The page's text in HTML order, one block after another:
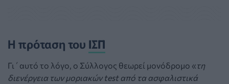
Η πρόταση του ΙΣΠ
Γι΄αυτό το λόγο, ο Σύλλογος θεωρεί μονόδρομο «τη
διενέργεια των μοριακών test από τα ασφαλιστικά